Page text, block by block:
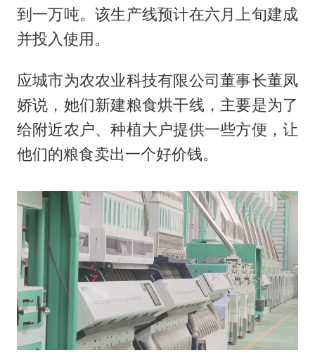
到一万吨。该生产线预计在六月上旬建成
并投入使用。
应城市为农农业科技有限公司董事长董凤
娇说，她们新建粮食烘干线，主要是为了
给附近农户、种植大户提供一些方便，让
他们的粮食卖出一个好价钱。